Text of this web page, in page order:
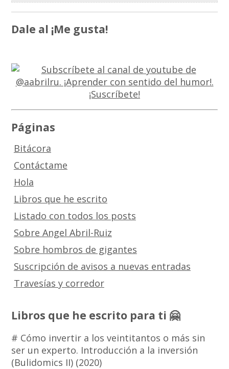
Dale al ¡Me gusta!
Páginas
Bitácora
Contáctame
Hola
Libros que he escrito
Listado con todos los posts
Sobre Angel Abril-Ruiz
Sobre hombros de gigantes
Suscripción de avisos a nuevas entradas
Travesías y corredor
Libros que he escrito para ti 🤗
# Cómo invertir a los veintitantos o más sin
ser un experto. Introducción a la inversión
(Bulidomics II) (2020)